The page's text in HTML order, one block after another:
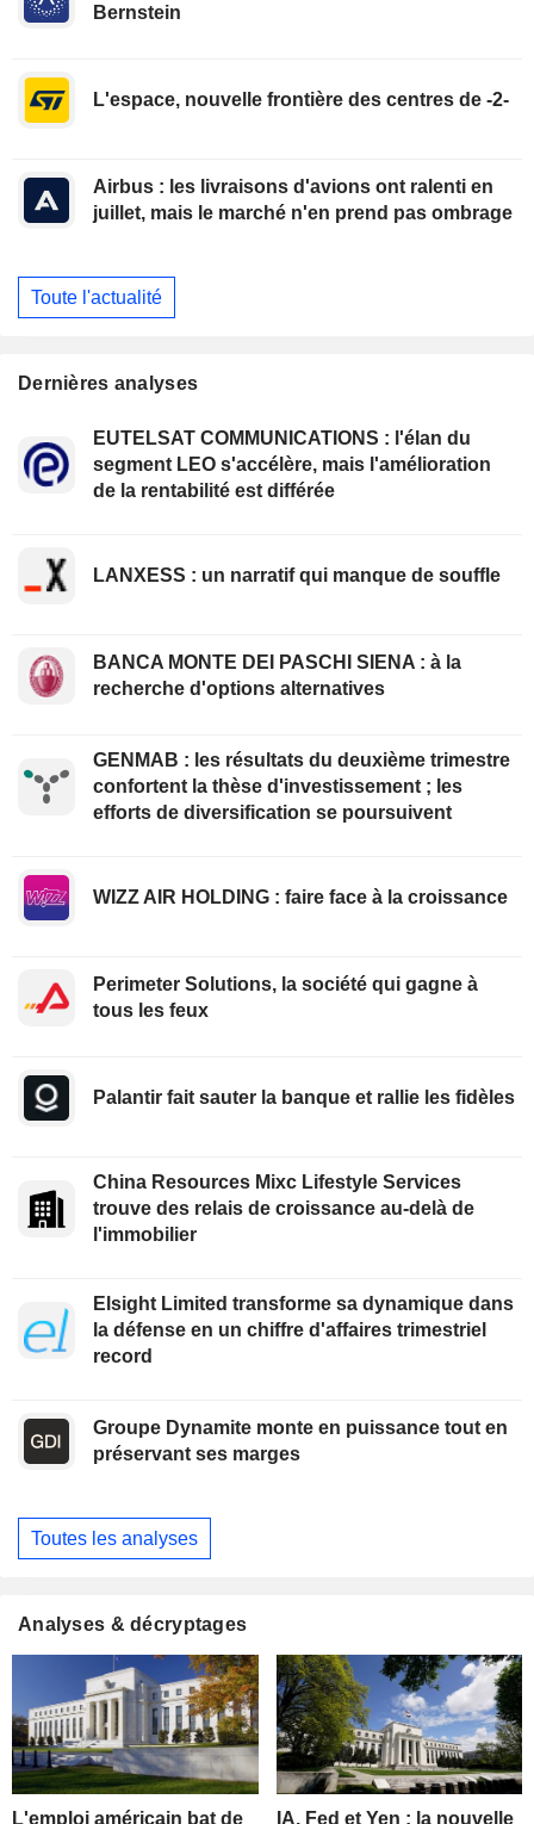
Bernstein
L'espace, nouvelle frontière des centres de -2-
Airbus : les livraisons d'avions ont ralenti en
juillet, mais le marché n'en prend pas ombrage
Toute l'actualité
Dernières analyses
EUTELSAT COMMUNICATIONS : l'élan du
segment LEO s'accélère, mais l'amélioration
de la rentabilité est différée
LANXESS : un narratif qui manque de souffle
BANCA MONTE DEI PASCHI SIENA : à la
recherche d'options alternatives
GENMAB : les résultats du deuxième trimestre
confortent la thèse d'investissement ; les
efforts de diversification se poursuivent
WIZZ AIR HOLDING : faire face à la croissance
Perimeter Solutions, la société qui gagne à
tous les feux
Palantir fait sauter la banque et rallie les fidèles
China Resources Mixc Lifestyle Services
trouve des relais de croissance au-delà de
l'immobilier
Elsight Limited transforme sa dynamique dans
la défense en un chiffre d'affaires trimestriel
record
Groupe Dynamite monte en puissance tout en
préservant ses marges
Toutes les analyses
Analyses & décryptages
L'emploi américain bat de IA, Fed et Yen : la nouvelle